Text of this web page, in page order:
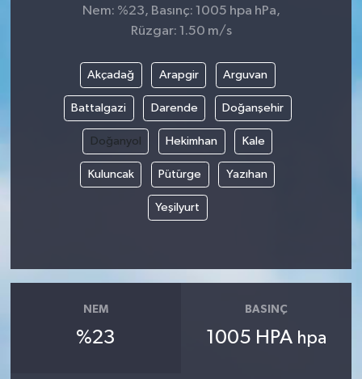
Nem: %23, Basınç: 1005 hpa hPa,
Rüzgar: 1.50 m/s
Akçadağ Arapgir Arguvan
Battalgazi Darende Doğanşehir
Doğanyol Hekimhan Kale
Kuluncak Pütürge Yazıhan
Yeşilyurt
NEM
%23
BASINÇ
1005 HPA hpa